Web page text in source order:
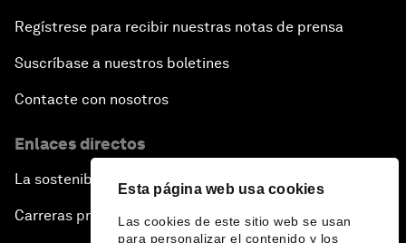
Esta página web usa cookies
Las cookies de este sitio web se usan
para personalizar el contenido y los
Regístrese para recibir nuestras notas de prensa
Suscríbase a nuestros boletines
Contacte con nosotros
Enlaces directos
La sostenibilidad en el Foro
Carreras profesionales